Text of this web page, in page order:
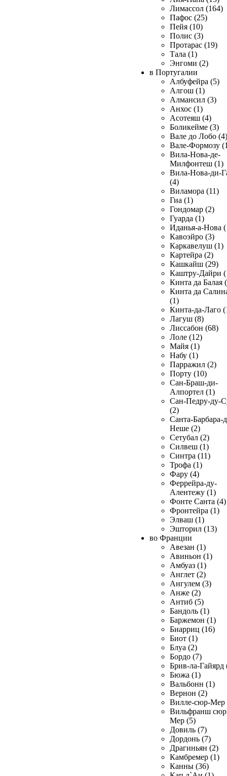
Лимассол (164)
Пафос (25)
Пейя (10)
Полис (3)
Протарас (19)
Тала (1)
Энгоми (2)
в Португалии
Албуфейра (5)
Алгош (1)
Алмансил (3)
Анхос (1)
Асотеяш (4)
Боликейме (3)
Вале до Лобо (4)
Вале-Формозу
Вила-Нова-де-
Милфонтеш (1)
Вила-Нова-ди-
(4)
Виламора (11)
Гиа (1)
Гондомар (2)
Гуарда (1)
Иданья-а-Нова
Кавоэйро (3)
Каркавелуш (1)
Картейра (2)
Кашкайш (29)
Каштру-Дайри
Кинта да Балая
Кинта да
(1)
Кинта-да-Лаго
Лагуш (8)
Лиссабон (68)
Лоле (12)
Майя (1)
Набу (1)
Парражил (2)
Порту (10)
Сан-Браш-ди-
Алпортел (1)
Сан-Педру-ду-
(2)
Санта-Барбара-
Неше (2)
Сетубал (2)
Силвеш (1)
Синтра (11)
Трофа (1)
Фару (4)
Феррейра-ду-
Алентежу (1)
Фонте Санта (4)
Фронтейра (1)
Элваш (1)
Эшторил (13)
во Франции
Авезан (1)
Авиньон (1)
Амбуаз (1)
Англет (2)
Ангулем (3)
Анже (2)
Антиб (5)
Бандоль (1)
Баржемон (1)
Биарриц (16)
Биот (1)
Блуа (2)
Бордо (7)
Брив-ла-Гайярд
Бюжа (1)
Вальбонн (1)
Вернон (2)
Вилле-сюр-Мер
Вильфранш сюр
Мер (5)
Довиль (7)
Дордонь (7)
Драгиньян (2)
Камбремер (1)
Канны (36)